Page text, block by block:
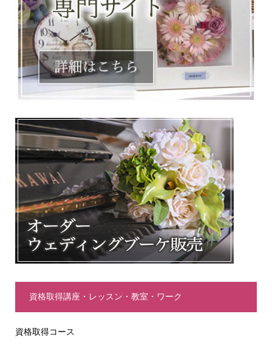
資格取得講座・レッスン・教室・ワーク
資格取得コース